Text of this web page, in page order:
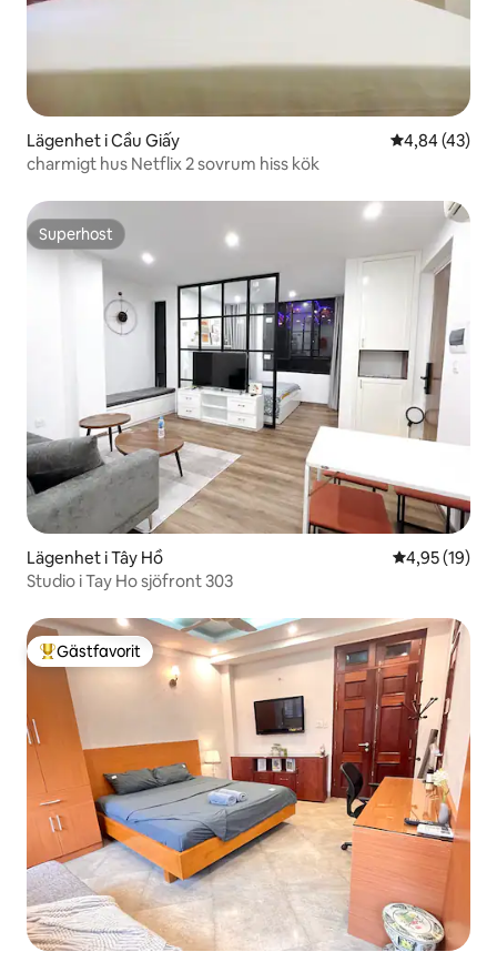
Lägenhet i Cầu Giấy 4,84 av 5 i
4,84 (43)
charmigt hus Netflix 2 sovrum hiss kök
Superhost
Superhost
Lägenhet i Tây Hồ 4,95 av 5 i
4,95 (19)
Studio i Tay Ho sjöfront 303
Populär gästfavorit
Gästfavorit